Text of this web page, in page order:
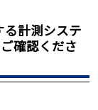
計測システ
確認くださ